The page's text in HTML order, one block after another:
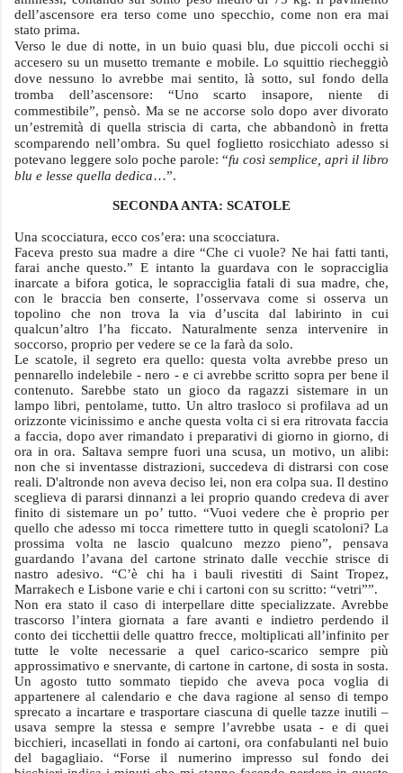
dell’ascensore era terso come uno specchio, come non era mai
stato prima.
Verso le due di notte, in un buio quasi blu, due piccoli occhi si
accesero su un musetto tremante e mobile. Lo squittio riecheggiò
dove nessuno lo avrebbe mai sentito, là sotto, sul fondo della
tromba dell’ascensore: “Uno scarto insapore, niente di
commestibile”, pensò. Ma se ne accorse solo dopo aver divorato
un’estremità di quella striscia di carta, che abbandonò in fretta
scomparendo nell’ombra. Su quel foglietto rosicchiato adesso si
potevano leggere solo poche parole: “fu così semplice, aprì il libro
blu e lesse quella dedica…”.
SECONDA ANTA: SCATOLE
Una scocciatura, ecco cos’era: una scocciatura.
Faceva presto sua madre a dire “Che ci vuole? Ne hai fatti tanti,
farai anche questo.” E intanto la guardava con le sopracciglia
inarcate a bifora gotica, le sopracciglia fatali di sua madre, che,
con le braccia ben conserte, l’osservava come si osserva un
topolino che non trova la via d’uscita dal labirinto in cui
qualcun’altro l’ha ficcato. Naturalmente senza intervenire in
soccorso, proprio per vedere se ce la farà da solo.
Le scatole, il segreto era quello: questa volta avrebbe preso un
pennarello indelebile - nero - e ci avrebbe scritto sopra per bene il
contenuto. Sarebbe stato un gioco da ragazzi sistemare in un
lampo libri, pentolame, tutto. Un altro trasloco si profilava ad un
orizzonte vicinissimo e anche questa volta ci si era ritrovata faccia
a faccia, dopo aver rimandato i preparativi di giorno in giorno, di
ora in ora. Saltava sempre fuori una scusa, un motivo, un alibi:
non che si inventasse distrazioni, succedeva di distrarsi con cose
reali. D'altronde non aveva deciso lei, non era colpa sua. Il destino
sceglieva di pararsi dinnanzi a lei proprio quando credeva di aver
finito di sistemare un po’ tutto. “Vuoi vedere che è proprio per
quello che adesso mi tocca rimettere tutto in quegli scatoloni? La
prossima volta ne lascio qualcuno mezzo pieno”, pensava
guardando l’avana del cartone strinato dalle vecchie strisce di
nastro adesivo. “C’è chi ha i bauli rivestiti di Saint Tropez,
Marrakech e Lisbone varie e chi i cartoni con su scritto: “vetri””.
Non era stato il caso di interpellare ditte specializzate. Avrebbe
trascorso l’intera giornata a fare avanti e indietro perdendo il
conto dei ticchettii delle quattro frecce, moltiplicati all’infinito per
tutte le volte necessarie a quel carico-scarico sempre più
approssimativo e snervante, di cartone in cartone, di sosta in sosta.
Un agosto tutto sommato tiepido che aveva poca voglia di
appartenere al calendario e che dava ragione al senso di tempo
sprecato a incartare e trasportare ciascuna di quelle tazze inutili –
usava sempre la stessa e sempre l’avrebbe usata - e di quei
bicchieri, incasellati in fondo ai cartoni, ora confabulanti nel buio
del bagagliaio. “Forse il numerino impresso sul fondo dei